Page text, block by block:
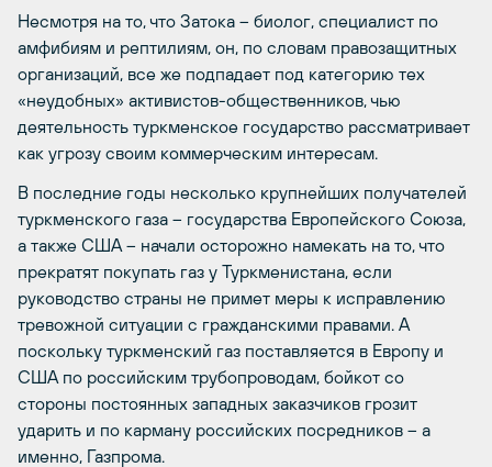
Несмотря на то, что Затока – биолог, специалист по
амфибиям и рептилиям, он, по словам правозащитных
организаций, все же подпадает под категорию тех
«неудобных» активистов-общественников, чью
деятельность туркменское государство рассматривает
как угрозу своим коммерческим интересам.
В последние годы несколько крупнейших получателей
туркменского газа – государства Европейского Союза,
а также США – начали осторожно намекать на то, что
прекратят покупать газ у Туркменистана, если
руководство страны не примет меры к исправлению
тревожной ситуации с гражданскими правами. А
поскольку туркменский газ поставляется в Европу и
США по российским трубопроводам, бойкот со
стороны постоянных западных заказчиков грозит
ударить и по карману российских посредников – а
именно, Газпрома.